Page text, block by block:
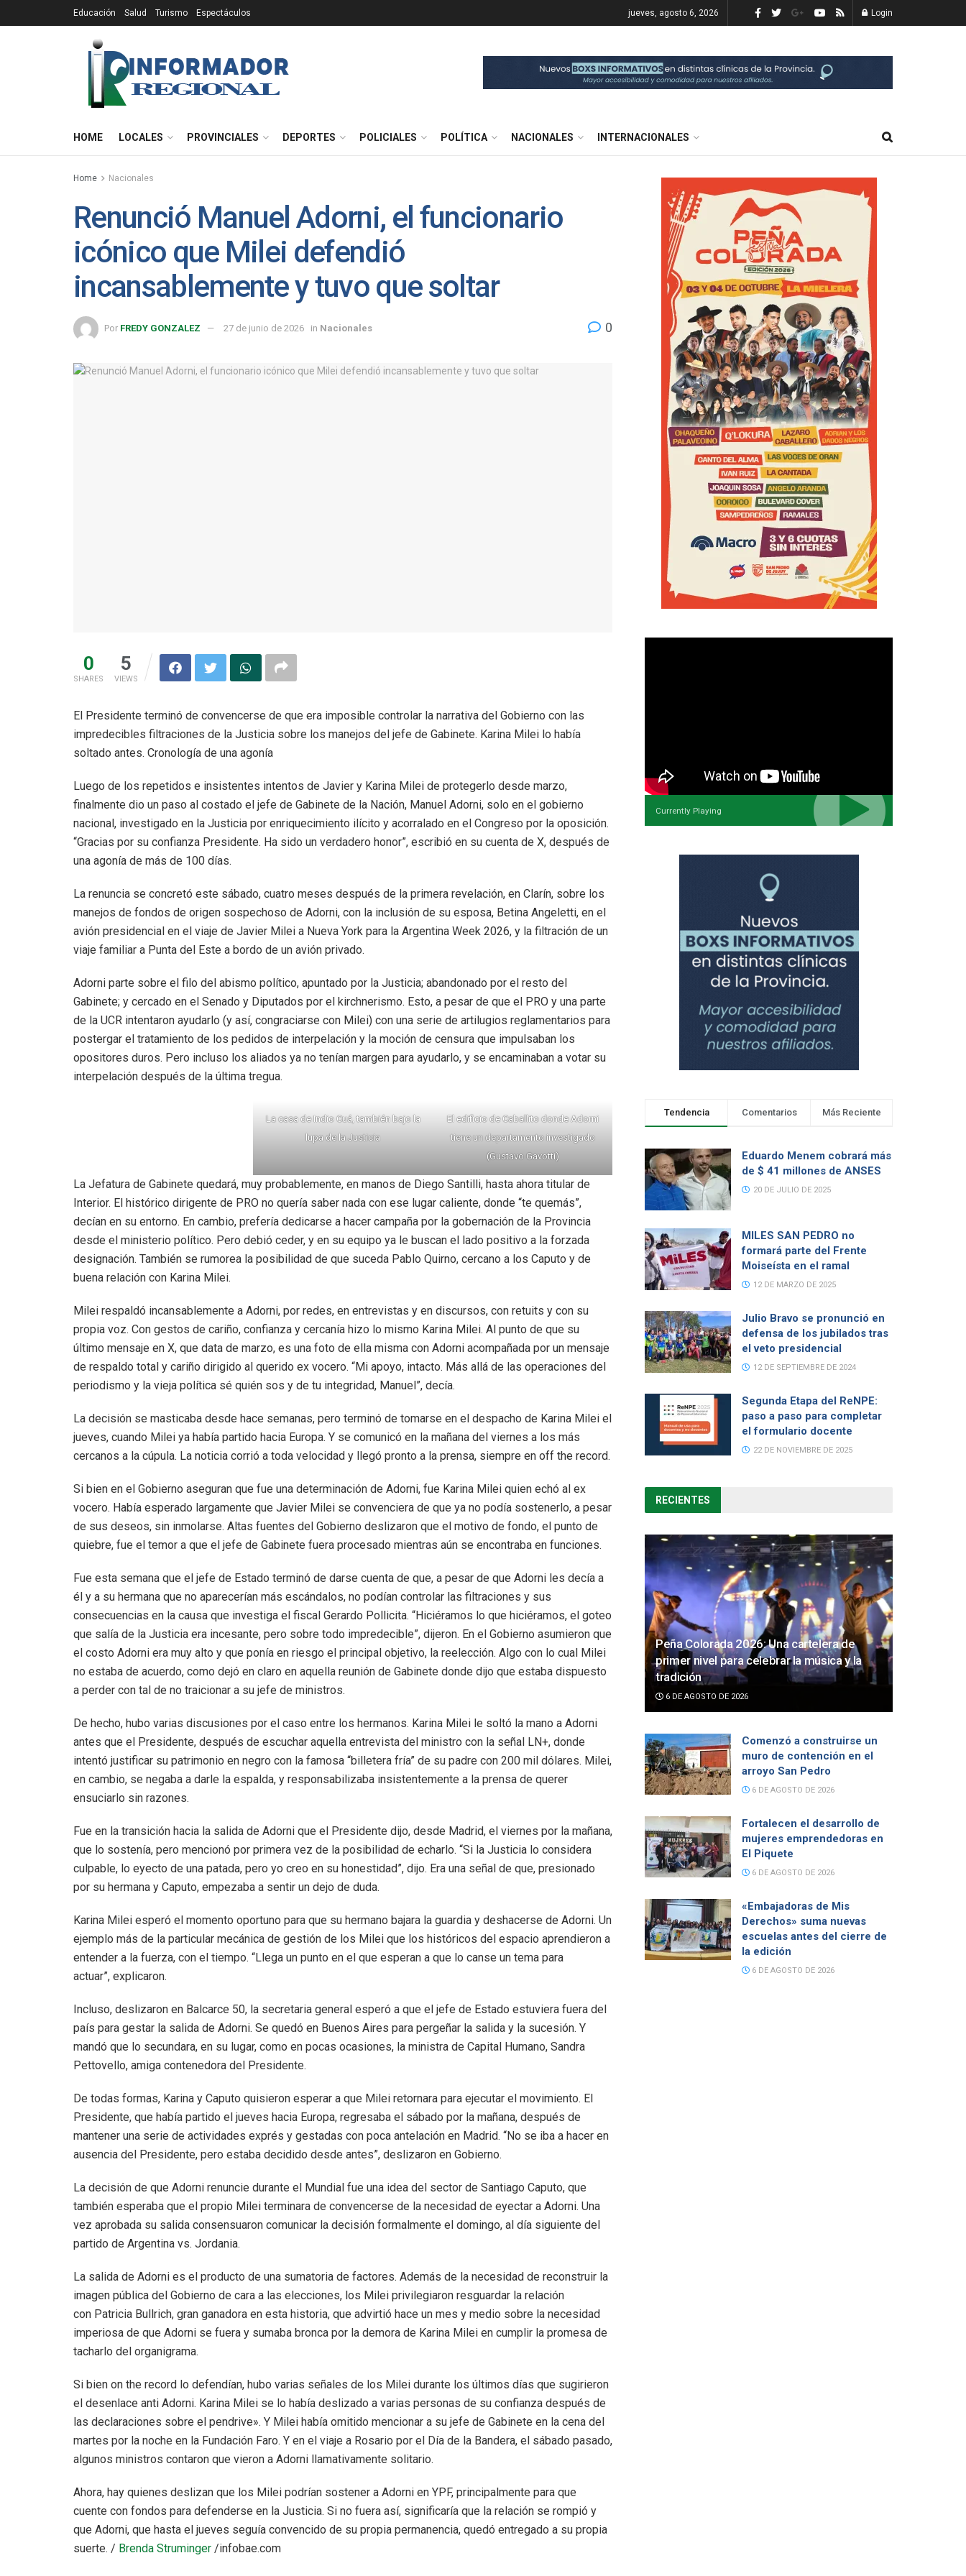
Educación Salud Turismo Espectáculos jueves, agosto 6, 2026 Login
HOME LOCALES PROVINCIALES DEPORTES POLICIALES POLÍTICA NACIONALES INTERNACIONALES
Home Nacionales
Renunció Manuel Adorni, el funcionario
icónico que Milei defendió
incansablemente y tuvo que soltar
Por FREDY GONZALEZ 27 de junio de 2026 in Nacionales 0
0
SHARES
5
VIEWS
El Presidente terminó de convencerse de que era imposible controlar la narrativa del Gobierno con las
impredecibles filtraciones de la Justicia sobre los manejos del jefe de Gabinete. Karina Milei lo había
soltado antes. Cronología de una agonía
Luego de los repetidos e insistentes intentos de Javier y Karina Milei de protegerlo desde marzo,
finalmente dio un paso al costado el jefe de Gabinete de la Nación, Manuel Adorni, solo en el gobierno
nacional, investigado en la Justicia por enriquecimiento ilícito y acorralado en el Congreso por la oposición.
“Gracias por su confianza Presidente. Ha sido un verdadero honor”, escribió en su cuenta de X, después de
una agonía de más de 100 días.
La renuncia se concretó este sábado, cuatro meses después de la primera revelación, en Clarín, sobre los
manejos de fondos de origen sospechoso de Adorni, con la inclusión de su esposa, Betina Angeletti, en el
avión presidencial en el viaje de Javier Milei a Nueva York para la Argentina Week 2026, y la filtración de un
viaje familiar a Punta del Este a bordo de un avión privado.
Adorni parte sobre el filo del abismo político, apuntado por la Justicia; abandonado por el resto del
Gabinete; y cercado en el Senado y Diputados por el kirchnerismo. Esto, a pesar de que el PRO y una parte
de la UCR intentaron ayudarlo (y así, congraciarse con Milei) con una serie de artilugios reglamentarios para
postergar el tratamiento de los pedidos de interpelación y la moción de censura que impulsaban los
opositores duros. Pero incluso los aliados ya no tenían margen para ayudarlo, y se encaminaban a votar su
interpelación después de la última tregua.
La casa de Indio Cuá, también bajo la
lupa de la Justicia
El edificio de Caballito donde Adorni
tiene un departamento investigado
(Gustavo Gavotti)
La Jefatura de Gabinete quedará, muy probablemente, en manos de Diego Santilli, hasta ahora titular de
Interior. El histórico dirigente de PRO no quería saber nada con ese lugar caliente, donde “te quemás”,
decían en su entorno. En cambio, prefería dedicarse a hacer campaña por la gobernación de la Provincia
desde el ministerio político. Pero debió ceder, y en su equipo ya le buscan el lado positivo a la forzada
designación. También se rumorea la posibilidad de que suceda Pablo Quirno, cercano a los Caputo y de
buena relación con Karina Milei.
Milei respaldó incansablemente a Adorni, por redes, en entrevistas y en discursos, con retuits y con su
propia voz. Con gestos de cariño, confianza y cercanía hizo lo mismo Karina Milei. Al punto de que su
último mensaje en X, que data de marzo, es una foto de ella misma con Adorni acompañada por un mensaje
de respaldo total y cariño dirigido al querido ex vocero. “Mi apoyo, intacto. Más allá de las operaciones del
periodismo y la vieja política sé quién sos y de tu integridad, Manuel”, decía.
La decisión se masticaba desde hace semanas, pero terminó de tomarse en el despacho de Karina Milei el
jueves, cuando Milei ya había partido hacia Europa. Y se comunicó en la mañana del viernes a los más
cercanos a la cúpula. La noticia corrió a toda velocidad y llegó pronto a la prensa, siempre en off the record.
Si bien en el Gobierno aseguran que fue una determinación de Adorni, fue Karina Milei quien echó al ex
vocero. Había esperado largamente que Javier Milei se convenciera de que ya no podía sostenerlo, a pesar
de sus deseos, sin inmolarse. Altas fuentes del Gobierno deslizaron que el motivo de fondo, el punto de
quiebre, fue el temor a que el jefe de Gabinete fuera procesado mientras aún se encontraba en funciones.
Fue esta semana que el jefe de Estado terminó de darse cuenta de que, a pesar de que Adorni les decía a
él y a su hermana que no aparecerían más escándalos, no podían controlar las filtraciones y sus
consecuencias en la causa que investiga el fiscal Gerardo Pollicita. “Hiciéramos lo que hiciéramos, el goteo
que salía de la Justicia era incesante, pero sobre todo impredecible”, dijeron. En el Gobierno asumieron que
el costo Adorni era muy alto y que ponía en riesgo el principal objetivo, la reelección. Algo con lo cual Milei
no estaba de acuerdo, como dejó en claro en aquella reunión de Gabinete donde dijo que estaba dispuesto
a perder con tal de no traicionar a su jefe de ministros.
De hecho, hubo varias discusiones por el caso entre los hermanos. Karina Milei le soltó la mano a Adorni
antes que el Presidente, después de escuchar aquella entrevista del ministro con la señal LN+, donde
intentó justificar su patrimonio en negro con la famosa “billetera fría” de su padre con 200 mil dólares. Milei,
en cambio, se negaba a darle la espalda, y responsabilizaba insistentemente a la prensa de querer
ensuciarlo sin razones.
Fue en la transición hacia la salida de Adorni que el Presidente dijo, desde Madrid, el viernes por la mañana,
que lo sostenía, pero mencionó por primera vez de la posibilidad de echarlo. “Si la Justicia lo considera
culpable, lo eyecto de una patada, pero yo creo en su honestidad”, dijo. Era una señal de que, presionado
por su hermana y Caputo, empezaba a sentir un dejo de duda.
Karina Milei esperó el momento oportuno para que su hermano bajara la guardia y deshacerse de Adorni. Un
ejemplo más de la particular mecánica de gestión de los Milei que los históricos del espacio aprendieron a
entender a la fuerza, con el tiempo. “Llega un punto en el que esperan a que lo canse un tema para
actuar”, explicaron.
Incluso, deslizaron en Balcarce 50, la secretaria general esperó a que el jefe de Estado estuviera fuera del
país para gestar la salida de Adorni. Se quedó en Buenos Aires para pergeñar la salida y la sucesión. Y
mandó que lo secundara, en su lugar, como en pocas ocasiones, la ministra de Capital Humano, Sandra
Pettovello, amiga contenedora del Presidente.
De todas formas, Karina y Caputo quisieron esperar a que Milei retornara para ejecutar el movimiento. El
Presidente, que había partido el jueves hacia Europa, regresaba el sábado por la mañana, después de
mantener una serie de actividades exprés y gestadas con poca antelación en Madrid. “No se iba a hacer en
ausencia del Presidente, pero estaba decidido desde antes”, deslizaron en Gobierno.
La decisión de que Adorni renuncie durante el Mundial fue una idea del sector de Santiago Caputo, que
también esperaba que el propio Milei terminara de convencerse de la necesidad de eyectar a Adorni. Una
vez aprobada su salida consensuaron comunicar la decisión formalmente el domingo, al día siguiente del
partido de Argentina vs. Jordania.
La salida de Adorni es el producto de una sumatoria de factores. Además de la necesidad de reconstruir la
imagen pública del Gobierno de cara a las elecciones, los Milei privilegiaron resguardar la relación
con Patricia Bullrich, gran ganadora en esta historia, que advirtió hace un mes y medio sobre la necesidad
imperiosa de que Adorni se fuera y sumaba bronca por la demora de Karina Milei en cumplir la promesa de
tacharlo del organigrama.
Si bien on the record lo defendían, hubo varias señales de los Milei durante los últimos días que sugirieron
el desenlace anti Adorni. Karina Milei se lo había deslizado a varias personas de su confianza después de
las declaraciones sobre el pendrive». Y Milei había omitido mencionar a su jefe de Gabinete en la cena del
martes por la noche en la Fundación Faro. Y en el viaje a Rosario por el Día de la Bandera, el sábado pasado,
algunos ministros contaron que vieron a Adorni llamativamente solitario.
Ahora, hay quienes deslizan que los Milei podrían sostener a Adorni en YPF, principalmente para que
cuente con fondos para defenderse en la Justicia. Si no fuera así, significaría que la relación se rompió y
que Adorni, que hasta el jueves seguía convencido de su propia permanencia, quedó entregado a su propia
suerte. / Brenda Struminger /infobae.com
Currently Playing
Tendencia Comentarios Más Reciente
Eduardo Menem cobrará más
de $ 41 millones de ANSES
20 DE JULIO DE 2025
MILES SAN PEDRO no
formará parte del Frente
Moiseísta en el ramal
12 DE MARZO DE 2025
Julio Bravo se pronunció en
defensa de los jubilados tras
el veto presidencial
12 DE SEPTIEMBRE DE 2024
Segunda Etapa del ReNPE:
paso a paso para completar
el formulario docente
22 DE NOVIEMBRE DE 2025
RECIENTES
Peña Colorada 2026: Una cartelera de
primer nivel para celebrar la música y la
tradición
6 DE AGOSTO DE 2026
Comenzó a construirse un
muro de contención en el
arroyo San Pedro
6 DE AGOSTO DE 2026
Fortalecen el desarrollo de
mujeres emprendedoras en
El Piquete
6 DE AGOSTO DE 2026
«Embajadoras de Mis
Derechos» suma nuevas
escuelas antes del cierre de
la edición
6 DE AGOSTO DE 2026